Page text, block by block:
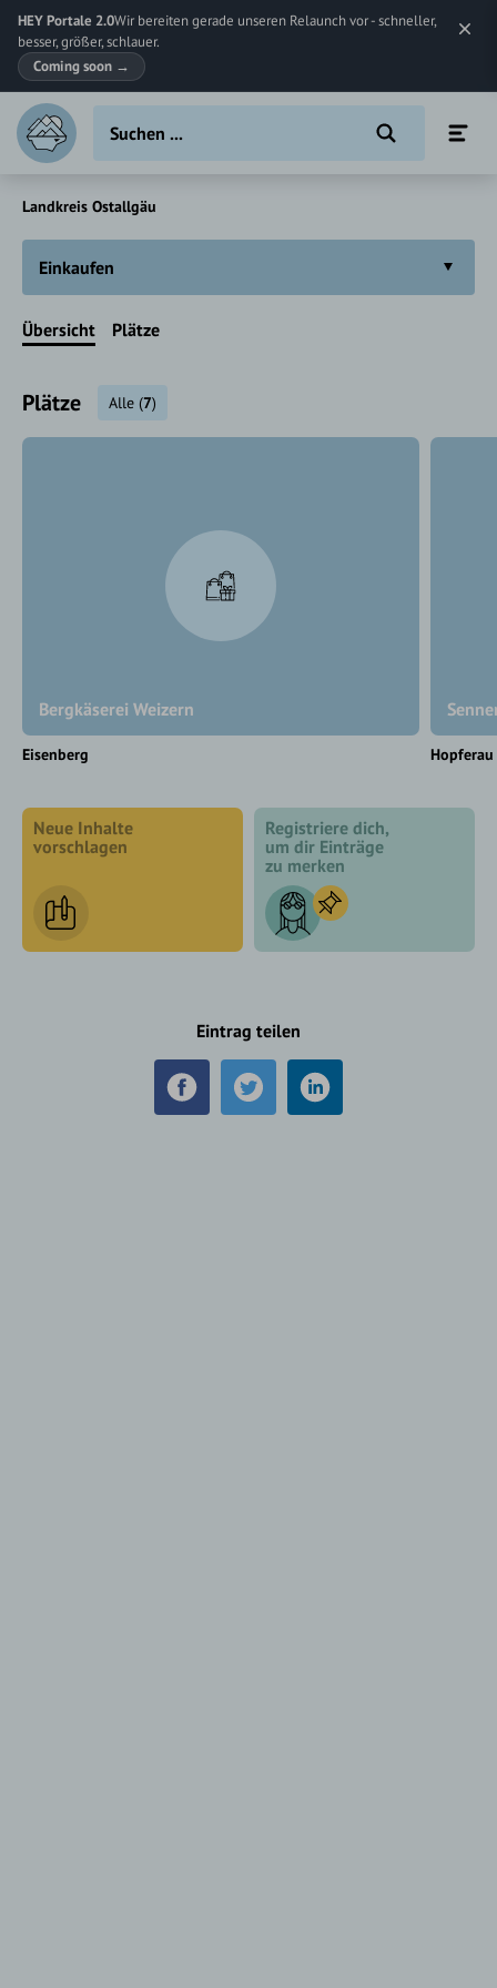
HEY Portale 2.0Wir bereiten gerade unseren Relaunch vor - schneller,
besser, größer, schlauer.
Coming soon →
Landkreis Ostallgäu
Einkaufen
Übersicht Plätze
Plätze Alle (7)
Bergkäserei Weizern
Eisenberg Hopferau
Neue Inhalte
vorschlagen
Registriere dich,
um dir Einträge
zu merken
Eintrag teilen